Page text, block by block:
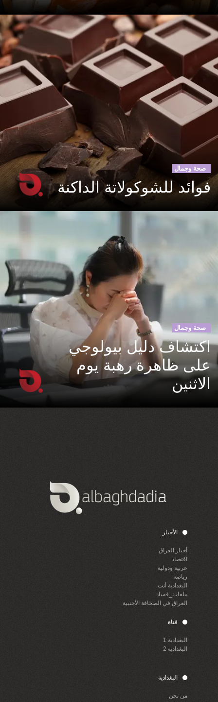
صحة وجمال
فوائد للشوكولاتة الداكنة
صحة وجمال
اكتشاف دليل بيولوجي
على ظاهرة رهبة يوم
الاثنين
الأخبار
أخبار العراق
اقتصاد
عربية ودولية
رياضة
البغدادية أنت
ملفات_فساد
العراق في الصحافة الأجنبية
قناة
البغدادية 1
البغدادية 2
البغدادية
من نحن